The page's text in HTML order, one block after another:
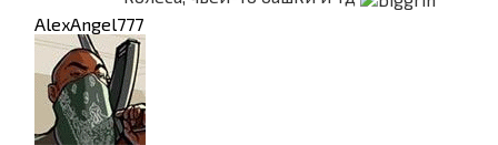
AlexAngel777